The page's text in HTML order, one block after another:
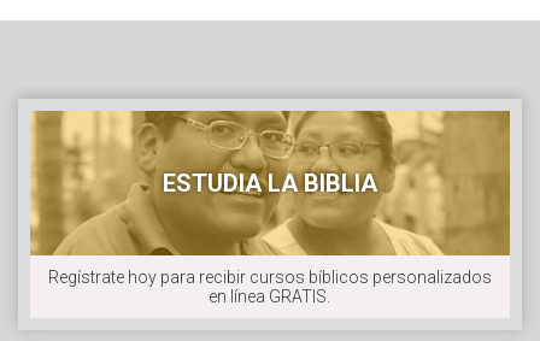
ESTUDIA LA BIBLIA
Regístrate hoy para recibir cursos bíblicos personalizados
en línea GRATIS.